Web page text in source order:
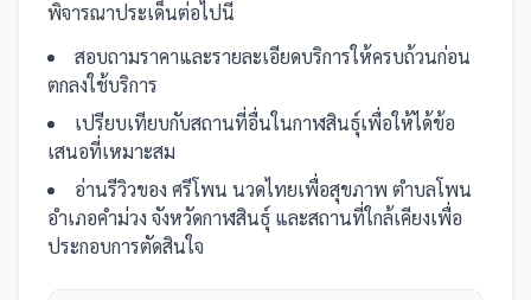
พิจารณาประเด็นต่อไปนี้
สอบถามราคาและรายละเอียดบริการให้ครบถ้วนก่อน
ตกลงใช้บริการ
เปรียบเทียบกับสถานที่อื่นในกาฬสินธุ์เพื่อให้ได้ข้อ
เสนอที่เหมาะสม
อ่านรีวิวของ ศรีโพน นวดไทยเพื่อสุขภาพ ตำบลโพน
อำเภอคำม่วง จังหวัดกาฬสินธุ์ และสถานที่ใกล้เคียงเพื่อ
ประกอบการตัดสินใจ